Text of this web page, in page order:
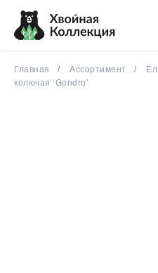
Главная Ассортимент
колючая ‘Gondro’